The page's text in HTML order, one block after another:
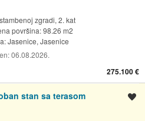
zgradi, 2. kat
površina: 98.26 m2
Jasenice, Jasenice
06.08.2026.
275.100 €
stan sa terasom